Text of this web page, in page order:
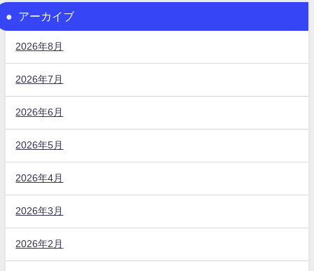
アーカイブ
2026年8月
2026年7月
2026年6月
2026年5月
2026年4月
2026年3月
2026年2月